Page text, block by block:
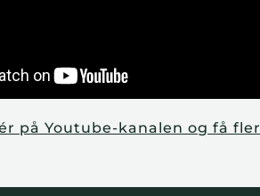
på Youtube-kanalen og få